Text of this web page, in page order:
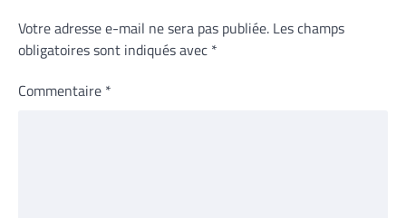
Votre adresse e-mail ne sera pas publiée. Les champs
obligatoires sont indiqués avec *
Commentaire *